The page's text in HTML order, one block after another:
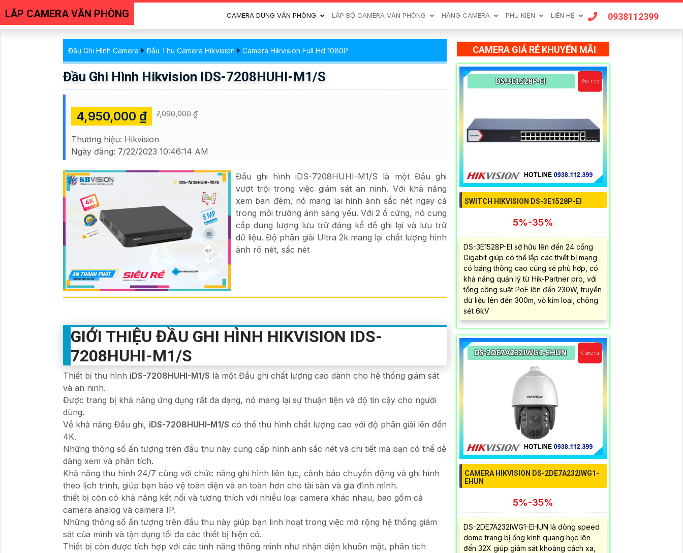
LẮP CAMERA VĂN PHÒNG CAMERA DÙNG VĂN PHÒNG LẮP BỘ CAMERA VĂN PHÒNG HÃNG CAMERA PHU KIỆN LIÊN HỆ 0938112399
Đầu Ghi Hình Camera Đầu Thu Camera Hikvision Camera Hikvision Full Hd 1080P
Đầu Ghi Hình Hikvision IDS-7208HUHI-M1/S
4,950,000 ₫ 7,090,000 ₫
Thương hiệu: Hikvision
Ngày đăng: 7/22/2023 10:46:14 AM
Đầu ghi hình iDS-7208HUHI-M1/S là một Đầu ghi
vượt trội trong việc giám sát an ninh. Với khả năng
xem ban đêm, nó mang lại hình ảnh sắc nét ngay cả
trong môi trường ánh sáng yếu. Với 2 ổ cứng, nó cung
cấp dung lượng lưu trữ đáng kể để ghi lại và lưu trữ
dữ liệu. Độ phân giải Ultra 2k mang lại chất lượng hình
ảnh rõ nét, sắc nét
GIỚI THIỆU ĐẦU GHI HÌNH HIKVISION IDS-
7208HUHI-M1/S
Thiết bị thu hình iDS-7208HUHI-M1/S là một Đầu ghi chất lượng cao dành cho hệ thống giám sát
và an ninh.
Được trang bị khả năng ứng dụng rất đa dạng, nó mang lại sự thuận tiện và độ tin cậy cho người
dùng.
Về khả năng Đầu ghi, iDS-7208HUHI-M1/S có thể thu hình chất lượng cao với độ phân giải lên đến
4K.
Những thông số ấn tượng trên đầu thu này cung cấp hình ảnh sắc nét và chi tiết mà bạn có thể dễ
dàng xem và phân tích.
Khả năng thu hình 24/7 cùng với chức năng ghi hình liên tục, cảnh báo chuyển động và ghi hình
theo lịch trình, giúp bạn bảo vệ toàn diện và an toàn hơn cho tài sản và gia đình mình.
thiết bị còn có khả năng kết nối và tương thích với nhiều loại camera khác nhau, bao gồm cả
camera analog và camera IP.
Những thông số ấn tượng trên đầu thu này giúp bạn linh hoạt trong việc mở rộng hệ thống giám
sát của mình và tận dụng tối đa các thiết bị hiện có.
Thiết bị còn được tích hợp với các tính năng thông minh như nhận diện khuôn mặt, phân tích
CAMERA GIÁ RẺ KHUYẾN MÃI
SWITCH HIKVISION DS-3E1528P-EI
5%-35%
DS-3E1528P-EI sở hữu lên đến 24 cổng
Gigabit giúp có thể lắp các thiết bị mạng
có băng thông cao cũng sẽ phù hợp, có
khả năng quản lý từ Hik-Partner pro, với
tổng công suất PoE lên đến 230W, truyền
dữ liệu lên đến 300m, vỏ kim loại, chông
sét 6kV
CAMERA HIKVISION DS-2DE7A232IWG1-
EHUN
5%-35%
DS-2DE7A232IWG1-EHUN là dòng speed
dome trang bị ống kính quang học lên
đến 32X giúp giám sát khoảng cách xa,